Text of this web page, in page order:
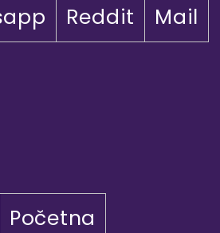
Reddit Mail
Početna